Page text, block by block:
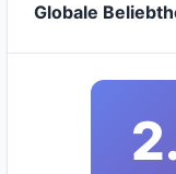
Globale